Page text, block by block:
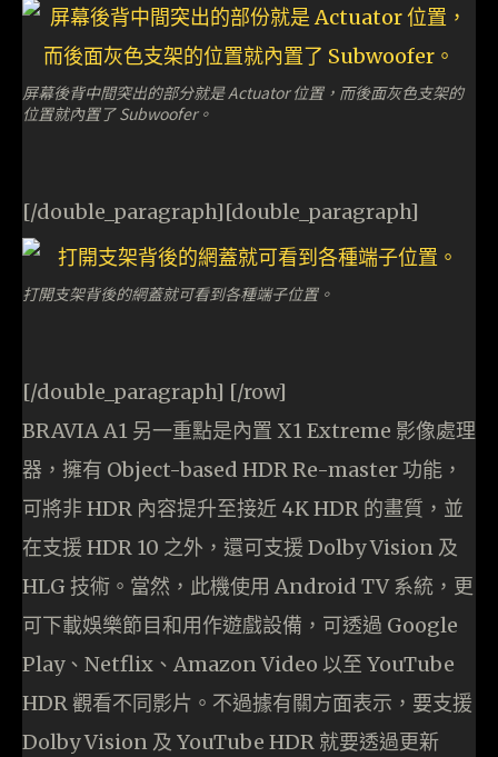
屏幕後背中間突出的部分就是 Actuator 位置，而後面灰色支架的
位置就內置了 Subwoofer。
[/double_paragraph][double_paragraph]
打開支架背後的網蓋就可看到各種端子位置。
[/double_paragraph] [/row]
BRAVIA A1 另一重點是內置 X1 Extreme 影像處理
器，擁有 Object-based HDR Re-master 功能，
可將非 HDR 內容提升至接近 4K HDR 的畫質，並
在支援 HDR 10 之外，還可支援 Dolby Vision 及
HLG 技術。當然，此機使用 Android TV 系統，更
可下載娛樂節目和用作遊戲設備，可透過 Google
Play、Netflix、Amazon Video 以至 YouTube
HDR 觀看不同影片。不過據有關方面表示，要支援
Dolby Vision 及 YouTube HDR 就要透過更新